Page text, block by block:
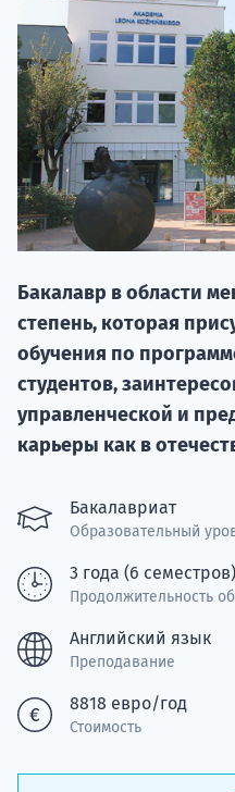
Бакалавр в области
степень, которая
обучения по
студентов,
управленческой и
карьеры как в
Бакалавриат
Образовательный
3 года (6 семестров)
Продолжительность
Английский язык
Преподавание
8818 евро/год
Стоимость